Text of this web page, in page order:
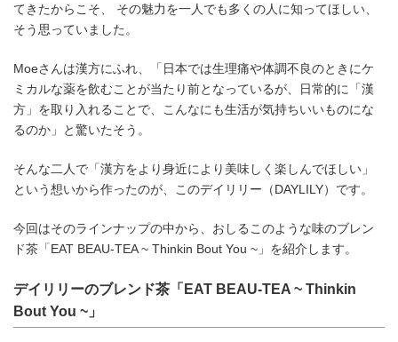
てきたからこそ、 その魅力を一人でも多くの人に知ってほしい、
そう思っていました。
Moeさんは漢方にふれ、「日本では生理痛や体調不良のときにケ
ミカルな薬を飲むことが当たり前となっているが、日常的に「漢
方」を取り入れることで、こんなにも生活が気持ちいいものにな
るのか」と驚いたそう。
そんな二人で「漢方をより身近により美味しく楽しんでほしい」
という想いから作ったのが、このデイリリー（DAYLILY）です。
今回はそのラインナップの中から、おしるこのような味のブレン
ド茶「EAT BEAU-TEA ~ Thinkin Bout You ~」を紹介します。
デイリリーのブレンド茶「EAT BEAU-TEA ~ Thinkin
Bout You ~」